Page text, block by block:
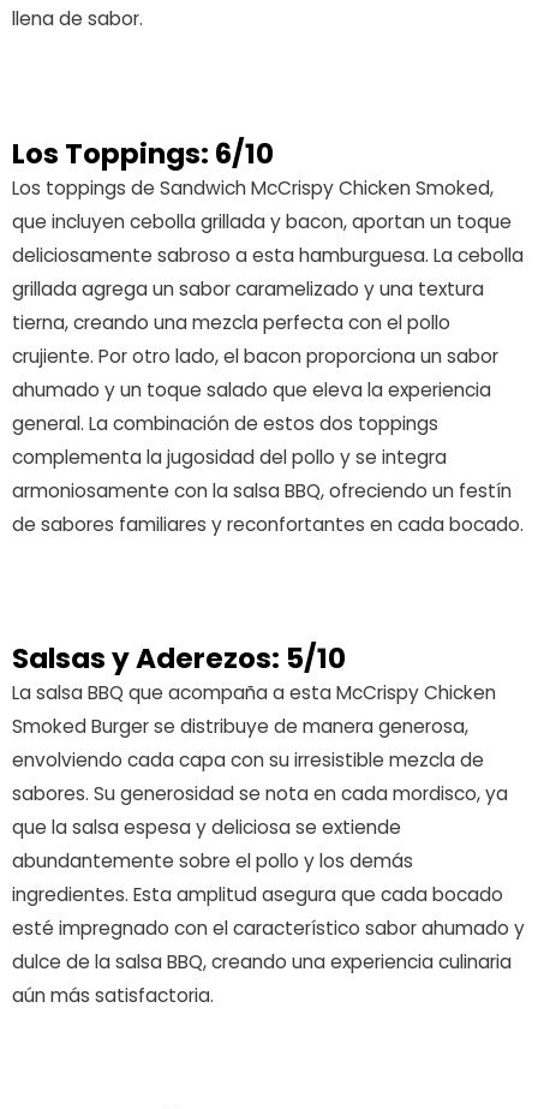
llena de sabor.
Los Toppings: 6/10
Los toppings de Sandwich McCrispy Chicken Smoked,
que incluyen cebolla grillada y bacon, aportan un toque
deliciosamente sabroso a esta hamburguesa. La cebolla
grillada agrega un sabor caramelizado y una textura
tierna, creando una mezcla perfecta con el pollo
crujiente. Por otro lado, el bacon proporciona un sabor
ahumado y un toque salado que eleva la experiencia
general. La combinación de estos dos toppings
complementa la jugosidad del pollo y se integra
armoniosamente con la salsa BBQ, ofreciendo un festín
de sabores familiares y reconfortantes en cada bocado.
Salsas y Aderezos: 5/10
La salsa BBQ que acompaña a esta McCrispy Chicken
Smoked Burger se distribuye de manera generosa,
envolviendo cada capa con su irresistible mezcla de
sabores. Su generosidad se nota en cada mordisco, ya
que la salsa espesa y deliciosa se extiende
abundantemente sobre el pollo y los demás
ingredientes. Esta amplitud asegura que cada bocado
esté impregnado con el característico sabor ahumado y
dulce de la salsa BBQ, creando una experiencia culinaria
aún más satisfactoria.